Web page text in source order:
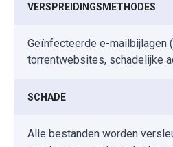
VERSPREIDINGSMETHODES
Geïnfecteerde e-mailbijlagen
torrentwebsites, schadelijke
SCHADE
Alle bestanden worden